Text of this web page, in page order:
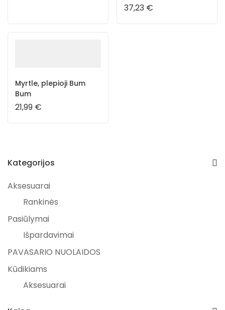
Kategorijos
Aksesuarai
Rankinės
Pasiūlymai
Išpardavimai
PAVASARIO NUOLAIDOS
Kūdikiams
Aksesuarai
37,23 €
Myrtle, plepioji Bum
Bum
21,99 €